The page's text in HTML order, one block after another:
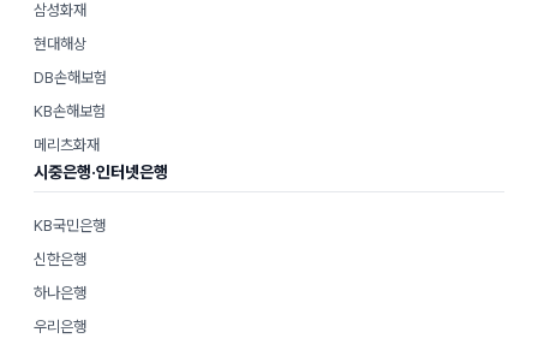
삼성화재
현대해상
DB손해보험
KB손해보험
메리츠화재
시중은행·인터넷은행
KB국민은행
신한은행
하나은행
우리은행